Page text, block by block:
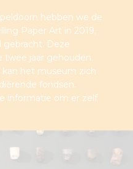
hebben we de
Paper Art in 2019,
gebracht. Deze
jaar gehouden.
het museum zich
fondsen.
informatie om er zelf